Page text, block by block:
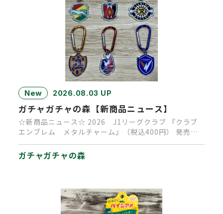
New 2026.08.03 UP
ガチャガチャの森【新商品ニュース】
☆新商品ニュース☆ 2026 J1リーグクラブ 『クラブ
エンブレム メタルチャーム』（税込400円） 発売決
ガチャガチャの森